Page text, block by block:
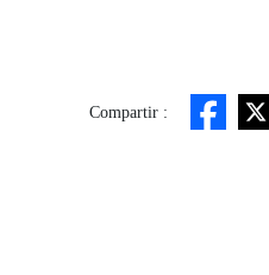
Compartir :